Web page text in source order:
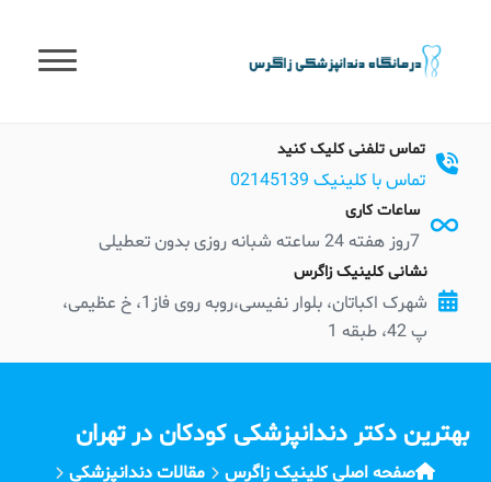
content
تماس تلفنی کلیک کنید
تماس با کلینیک 02145139
ساعات کاری
7روز هفته 24 ساعته شبانه روزی بدون تعطیلی
نشانی کلینیک زاگرس
شهرک اکباتان، بلوار نفیسی،روبه روی فاز1، خ عظیمی،
پ 42، طبقه 1
بهترین دکتر دندانپزشکی کودکان در تهران
صفحه اصلی کلینیک زاگرس
مقالات دندانپزشکی